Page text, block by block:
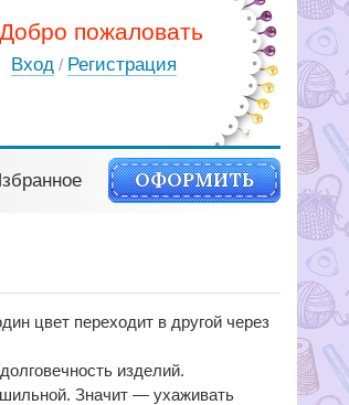
Добро пожаловать
Вход / Регистрация
ОФОРМИТЬ
цвет переходит в другой через
изделий.
Значит — ухаживать